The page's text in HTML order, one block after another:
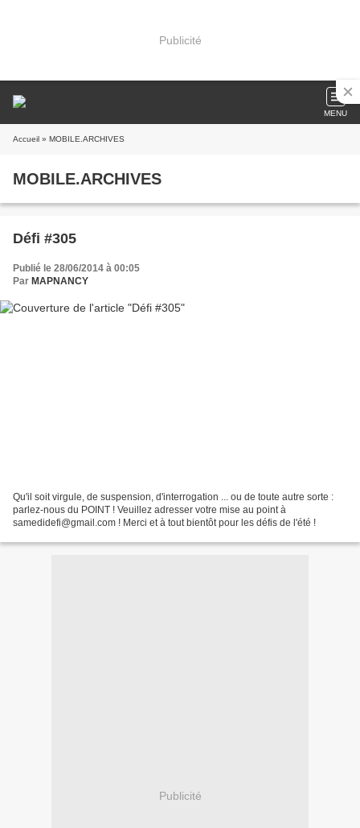
Publicité
MENU
Accueil » MOBILE.ARCHIVES
MOBILE.ARCHIVES
Défi #305
Publié le 28/06/2014 à 00:05
Par MAPNANCY
Qu'il soit virgule, de suspension, d'interrogation ... ou de toute autre sorte :
parlez-nous du POINT ! Veuillez adresser votre mise au point à
samedidefi@gmail.com ! Merci et à tout bientôt pour les défis de l'été !
Publicité